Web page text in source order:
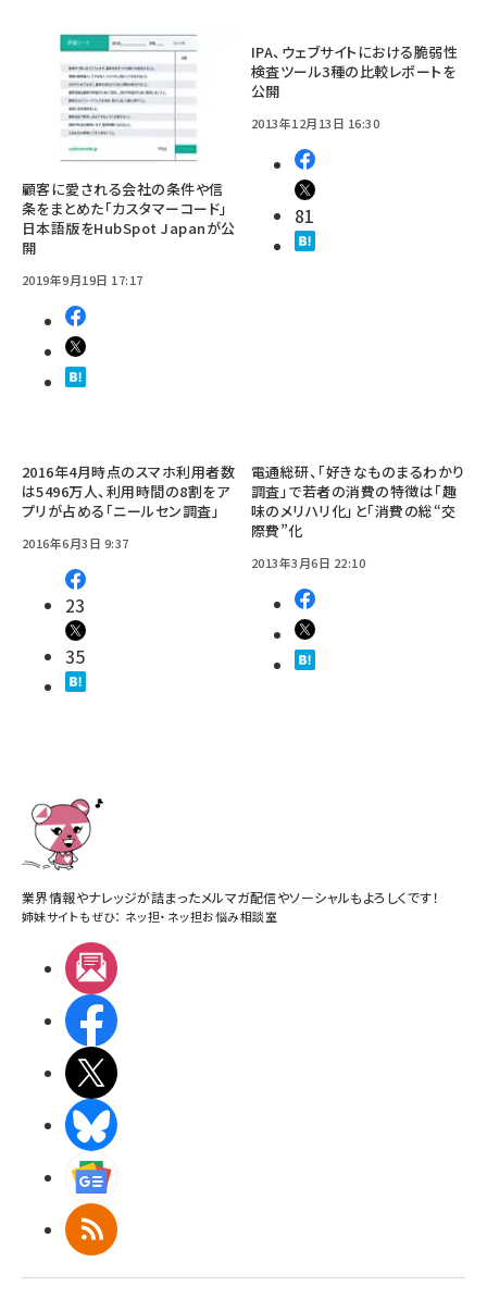
顧客に愛される会社の条件や信
条をまとめた「カスタマーコード」
日本語版をHubSpot Japanが公
開
2019年9月19日 17:17
IPA、ウェブサイトにおける脆弱性
検査ツール3種の比較レポートを
公開
2013年12月13日 16:30
81
2016年4月時点のスマホ利用者数
は5496万人、利用時間の8割をア
プリが占める「ニールセン調査」
2016年6月3日 9:37
23
35
電通総研、「好きなものまるわかり
調査」で若者の消費の特徴は「趣
味のメリハリ化」と「消費の総“交
際費”化
2013年3月6日 22:10
業界情報やナレッジが詰まったメルマガ配信やソーシャルもよろしくです！
姉妹サイトもぜひ： ネッ担・ ネッ担お悩み相談室
RSS